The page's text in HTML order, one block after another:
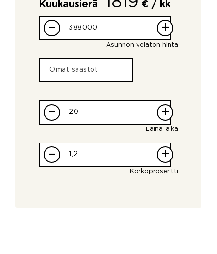
Kuukausierä € / kk
– +
Asunnon velaton hinta
– +
Laina-aika
– +
Korkoprosentti